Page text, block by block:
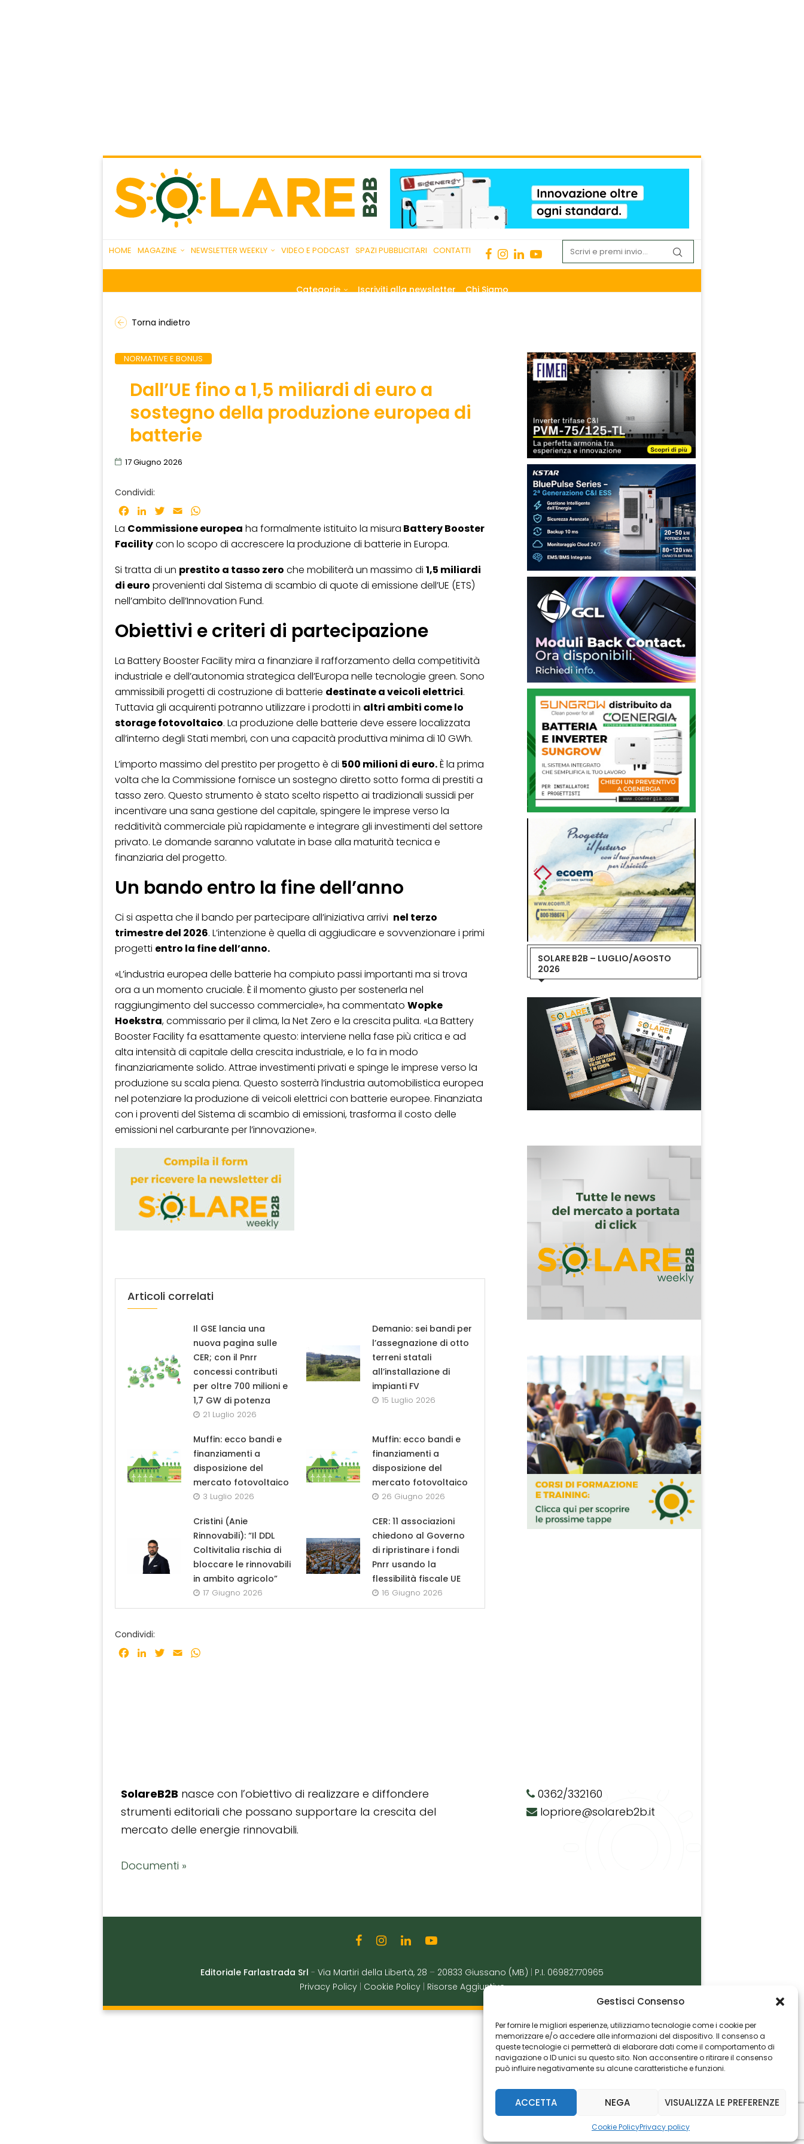
Gestisci Consenso
Per fornire le migliori esperienze, utilizziamo tecnologie come i cookie per
memorizzare e/o accedere alle informazioni del dispositivo. Il consenso a
queste tecnologie ci permetterà di elaborare dati come il comportamento di
navigazione o ID unici su questo sito. Non acconsentire o ritirare il consenso
può influire negativamente su alcune caratteristiche e funzioni.
ACCETTA NEGA VISUALIZZA LE PREFERENZE
Cookie PolicyPrivacy policy
HOME MAGAZINE NEWSLETTER WEEKLY VIDEO E PODCAST SPAZI PUBBLICITARI CONTATTI
Categorie Iscriviti alla newsletter Chi Siamo
Torna indietro
NORMATIVE E BONUS
Dall’UE fino a 1,5 miliardi di euro a
sostegno della produzione europea di
batterie
17 Giugno 2026
Condividi:
Facebook
LinkedInTwitter
Email
La Commissione europea ha formalmente istituito la misura Battery Booster
Facilitycon lo scopo di accrescere la produzione di batterie in Europa.
Si tratta di un prestito a tasso zero che mobiliterà un massimo di 1,5 miliardi
di euro provenienti dal Sistema di scambio di quote di emissione dell’UE (ETS)
nell’ambito dell’Innovation Fund.
Obiettivi e criteri di partecipazione
La Battery Booster Facility mira a finanziare il rafforzamento della competitività
industriale e dell’autonomia strategica dell’Europa nelle tecnologie green. Sono
ammissibili progetti di costruzione di batterie destinate a veicoli elettrici.
Tuttavia gli acquirenti potranno utilizzare i prodotti in altri ambiti come lo
storage fotovoltaico. La produzione delle batterie deve essere localizzata
all’interno degli Stati membri, con una capacità produttiva minima di 10 GWh.
L’importo massimo del prestito per progetto è di 500 milioni di euro.È la prima
volta che la Commissione fornisce un sostegno diretto sotto forma di prestiti a
tasso zero. Questo strumento è stato scelto rispetto ai tradizionali sussidi per
incentivare una sana gestione del capitale, spingere le imprese verso la
redditività commerciale più rapidamente e integrare gli investimenti del settore
privato. Le domande saranno valutate in base alla maturità tecnica e
finanziaria del progetto.
Un bando entro la fine dell’anno
Ci si aspetta che il bando per partecipare all’iniziativa arrivi nel terzo
trimestre del 2026. L’intenzione è quella di aggiudicare e sovvenzionare i primi
progetti entro la fine dell’anno.
«L’industria europea delle batterie ha compiuto passi importanti ma si trova
ora a un momento cruciale. È il momento giusto per sostenerla nel
raggiungimento del successo commerciale», ha commentato Wopke
Hoekstra, commissario per il clima, la Net Zero e la crescita pulita. «La Battery
Booster Facility fa esattamente questo: interviene nella fase più critica e ad
alta intensità di capitale della crescita industriale, e lo fa in modo
finanziariamente solido. Attrae investimenti privati e spinge le imprese verso la
produzione su scala piena. Questo sosterrà l’industria automobilistica europea
nel potenziare la produzione di veicoli elettrici con batterie europee. Finanziata
con i proventi del Sistema di scambio di emissioni, trasforma il costo delle
emissioni nel carburante per l’innovazione».
Articoli correlati
Il GSE lancia una
nuova pagina sulle
CER; con il Pnrr
concessi contributi
per oltre 700 milioni e
1,7 GW di potenza
21 Luglio 2026
Demanio: sei bandi per
l’assegnazione di otto
terreni statali
all’installazione di
impianti FV
15 Luglio 2026
Muffin: ecco bandi e
finanziamenti a
disposizione del
mercato fotovoltaico
3 Luglio 2026
Muffin: ecco bandi e
finanziamenti a
disposizione del
mercato fotovoltaico
26 Giugno 2026
Cristini (Anie
Rinnovabili): “Il DDL
Coltivitalia rischia di
bloccare le rinnovabili
in ambito agricolo”
17 Giugno 2026
CER: 11 associazioni
chiedono al Governo
di ripristinare i fondi
Pnrr usando la
flessibilità fiscale UE
16 Giugno 2026
Condividi:
Facebook
LinkedInTwitter
Email
SOLARE B2B – LUGLIO/AGOSTO
2026
SolareB2B nasce con l’obiettivo di realizzare e diffondere
strumenti editoriali che possano supportare la crescita del
mercato delle energie rinnovabili.
Documenti »
0362/332160
lopriore@solareb2b.it
Editoriale Farlastrada Srl - Via Martiri della Libertà, 28 – 20833 Giussano (MB)
P.I. 06982770965
Privacy Policy
Cookie Policy Risorse Aggiuntive